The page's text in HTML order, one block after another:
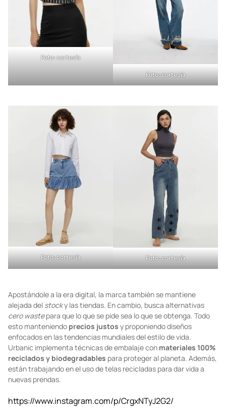
Foto: cortesía
Foto: cortesía
Foto: cortesía Foto: cortesía
Apostándole a la era digital, la marca también se mantiene
alejada del stocky las tiendas. En cambio, busca alternativas
cero wastepara que lo que se pide sea lo que se obtenga. Todo
esto manteniendo precios justos y proponiendo diseños
enfocados en las tendencias mundiales del estilo de vida.
Urbanic implementa técnicas de embalaje con materiales 100%
reciclados y biodegradables para proteger al planeta. Además,
están trabajando en el uso de telas recicladas para dar vida a
nuevas prendas.
https://www.instagram.com/p/CrgxNTyJ2G2/